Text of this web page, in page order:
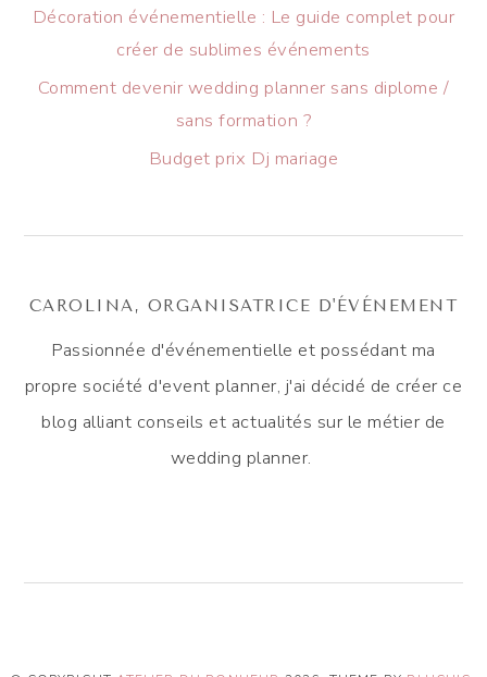
Décoration événementielle : Le guide complet pour
créer de sublimes événements
Comment devenir wedding planner sans diplome /
sans formation ?
Budget prix Dj mariage
CAROLINA, ORGANISATRICE D'ÉVÉNEMENT
Passionnée d'événementielle et possédant ma
propre société d'event planner, j'ai décidé de créer ce
blog alliant conseils et actualités sur le métier de
wedding planner.